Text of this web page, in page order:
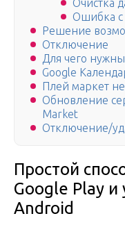
Очистка
Ошибка с
Решение
Отключение
Для чего
Google
Плей маркет
Обновление
Market
Отключение/
Простой
Google Play и
Android